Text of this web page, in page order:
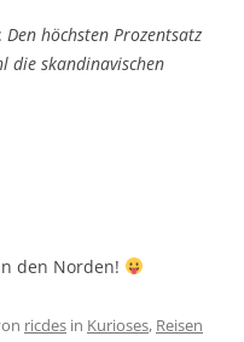
Den höchsten Prozentsatz
die skandinavischen
den Norden!
ricdes in Kurioses, Reisen